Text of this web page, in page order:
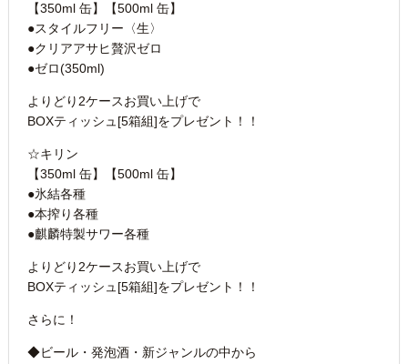
【350ml 缶】【500ml 缶】
●スタイルフリー〈生〉
●クリアアサヒ贅沢ゼロ
●ゼロ(350ml)
よりどり2ケースお買い上げで
BOXティッシュ[5箱組]をプレゼント！！
☆キリン
【350ml 缶】【500ml 缶】
●氷結各種
●本搾り各種
●麒麟特製サワー各種
よりどり2ケースお買い上げで
BOXティッシュ[5箱組]をプレゼント！！
さらに！
◆ビール・発泡酒・新ジャンルの中から